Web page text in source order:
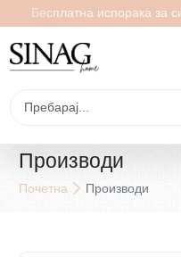
Бесплатна испорака за
Производи
Почетна Производи